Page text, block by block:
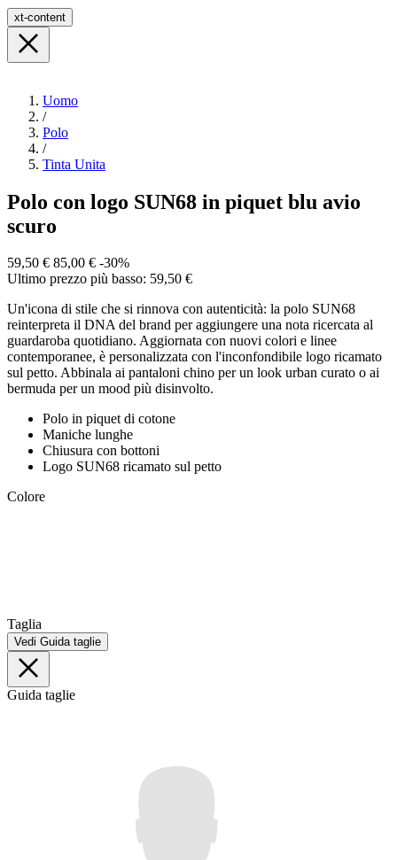
xt-content
Uomo
/
Polo
/
Tinta Unita
Polo con logo SUN68 in piquet blu avio
scuro
59,50 € 85,00 € -30%
Ultimo prezzo più basso: 59,50 €
Un'icona di stile che si rinnova con autenticità: la polo SUN68
reinterpreta il DNA del brand per aggiungere una nota ricercata al
guardaroba quotidiano. Aggiornata con nuovi colori e linee
contemporanee, è personalizzata con l'inconfondibile logo ricamato
sul petto. Abbinala ai pantaloni chino per un look urban curato o ai
bermuda per un mood più disinvolto.
Polo in piquet di cotone
Maniche lunghe
Chiusura con bottoni
Logo SUN68 ricamato sul petto
Colore
Taglia
Vedi Guida taglie
Guida taglie